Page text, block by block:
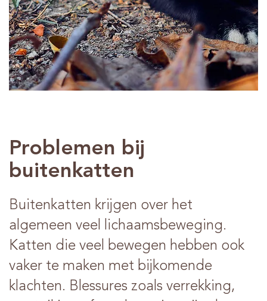
Contact
Problemen bij
buitenkatten
Buitenkatten krijgen over het
algemeen veel lichaamsbeweging.
Katten die veel bewegen hebben ook
vaker te maken met bijkomende
klachten. Blessures zoals verrekking,